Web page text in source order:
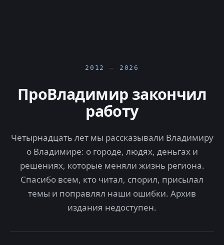
2012 — 2026
ПроВладимир закончил
работу
Четырнадцать лет мы рассказывали Владимиру
о Владимире: о городе, людях, деньгах и
решениях, которые меняли жизнь региона.
Спасибо всем, кто читал, спорил, присылал
темы и поправлял наши ошибки. Архив
издания недоступен.